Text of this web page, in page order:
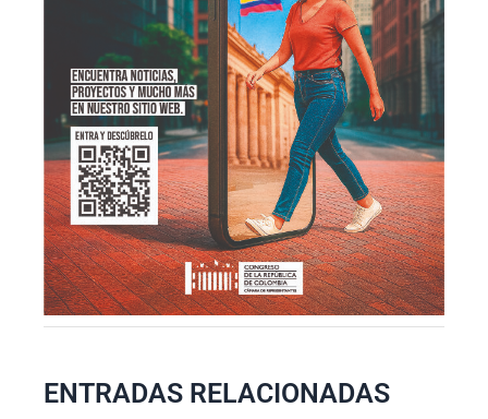
ENTRADAS RELACIONADAS